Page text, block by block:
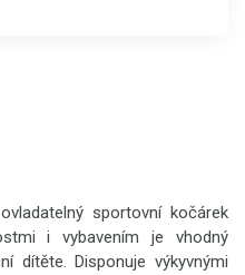
sportovní kočárek
i vybavením je vhodný
dítěte. Disponuje výkyvnými